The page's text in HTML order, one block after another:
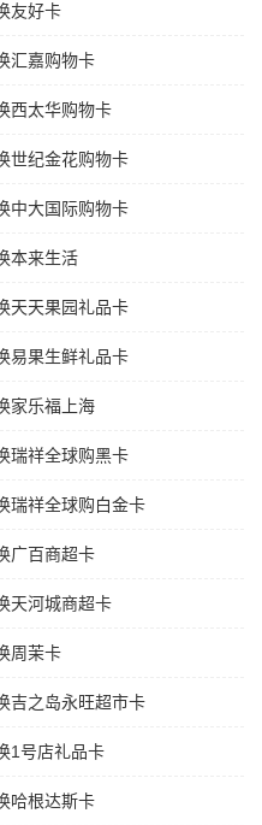
友好卡
汇嘉购物卡
西太华购物卡
世纪金花购物卡
中大国际购物卡
本来生活
天天果园礼品卡
易果生鲜礼品卡
家乐福上海
瑞祥全球购黑卡
瑞祥全球购白金卡
广百商超卡
天河城商超卡
周茉卡
吉之岛永旺超市卡
1号店礼品卡
哈根达斯卡